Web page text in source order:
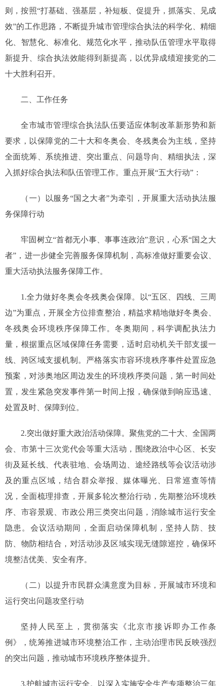
则，按照“打基础、强基层，补短板、促提升，抓落实、见成
效”的工作思路，不断提升城市管理综合执法的科学化、精细
化、智慧化、标准化、规范化水平，推动队伍管理水平取得
新提升、综合执法效能得到新提高，以优异成绩迎接党的二
十大胜利召开。
二、工作任务
全市城市管理综合执法队伍要适应体制改革新形势和新
要求，以保障党的二十大和冬奥会、冬残奥会为主线，坚持
全面统筹、系统推进、突出重点、问题导向、精细执法，深
入抓好综合执法和队伍管理工作。重点开展“五大行动”：
（一）以服务“国之大者”为牵引，开展重大活动执法服
务保障行动
牢固树立“首都无小事、事事连政治”意识，心系“国之大
者”，进一步健全完善服务保障机制，高标准做好重要会议、
重大活动执法服务保障工作。
1.全力做好冬奥会冬残奥会保障。以“五区、四线、三周
边”为重点，开展全方位排查整治，精益求精地做好冬奥会、
冬残奥会环境秩序保障工作。冬奥期间，科学调配执法力
量，根据重点区域保障任务需要，适时启动机关干部支援一
线、跨区域支援机制。严格落实市容环境秩序事件处置应急
预案，对涉奥地区周边发生的环境秩序类问题，第一时间处
置，发生紧急突发事件第一时间上报，确保做到响应迅速、
处置及时、保障到位。
2.突出做好重大政治活动保障。聚焦党的二十大、全国两
会、市第十三次党代会等重大活动，围绕政治中心区、长安
街及延长线、代表驻地、会场周边、途经路线等会议活动涉
及的重点区域，结合群众举报、媒体曝光、日常巡查等情
况，全面梳理排查，开展多轮次整治行动，先期整治环境秩
序、市容景观、市政公用三类突出问题，消除城市运行安全
隐患。会议活动期间，全面启动保障机制，坚持人防、技
防、物防相结合，对活动涉及区域实现无缝隙巡控，确保环
境整洁优美、安全有序。
（二）以提升市民群众满意度为目标，开展城市环境和
运行突出问题攻坚行动
坚持人民至上，贯彻落实《北京市接诉即办工作条
例》，统筹推进城市环境整治工作，主动治理市民反映强烈
的突出问题，推动城市环境秩序整体提升。
3.护航城市运行安全。以深入实施安全生产专项整治三年